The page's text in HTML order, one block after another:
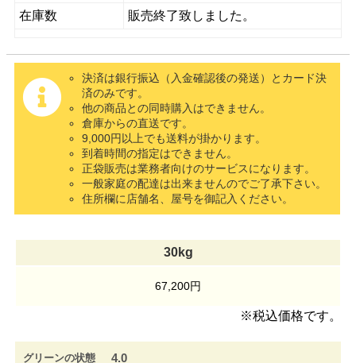
在庫数 販売終了致しました。
決済は銀行振込（入金確認後の発送）とカード決
済のみです。
他の商品との同時購入はできません。
倉庫からの直送です。
9,000円以上でも送料が掛かります。
到着時間の指定はできません。
正袋販売は業務者向けのサービスになります。
一般家庭の配達は出来ませんのでご了承下さい。
住所欄に店舗名、屋号を御記入ください。
30kg
※税込価格です。
67,200円
グリーンの状態 4.0